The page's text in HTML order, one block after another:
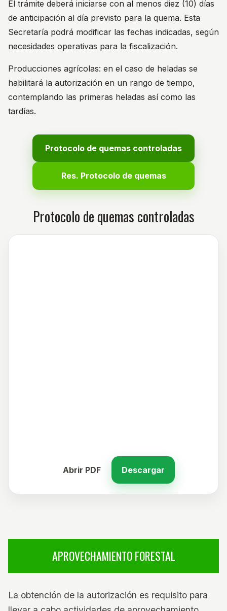
El trámite deberá iniciarse con al menos diez (10) días
de anticipación al día previsto para la quema. Esta
Secretaría podrá modificar las fechas indicadas, según
necesidades operativas para la fiscalización.
Producciones agrícolas: en el caso de heladas se
habilitará la autorización en un rango de tiempo,
contemplando las primeras heladas así como las
tardías.
Protocolo de quemas controladas
Res. Protocolo de quemas
Protocolo de quemas controladas
Abrir PDF Descargar
APROVECHAMIENTO FORESTAL
La obtención de la autorización es requisito para